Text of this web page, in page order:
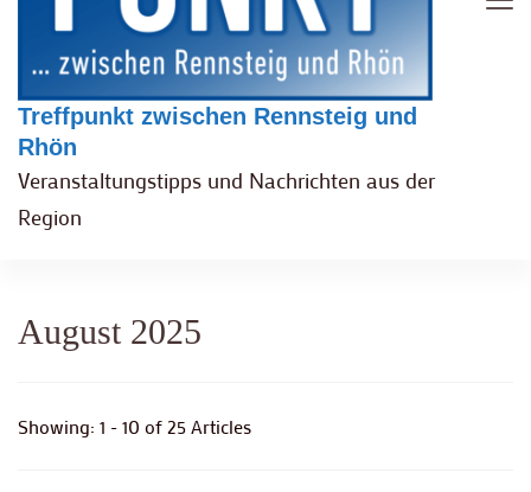
Treffpunkt zwischen Rennsteig und
Rhön
Veranstaltungstipps und Nachrichten aus der
Region
August 2025
Showing: 1 - 10 of 25 Articles